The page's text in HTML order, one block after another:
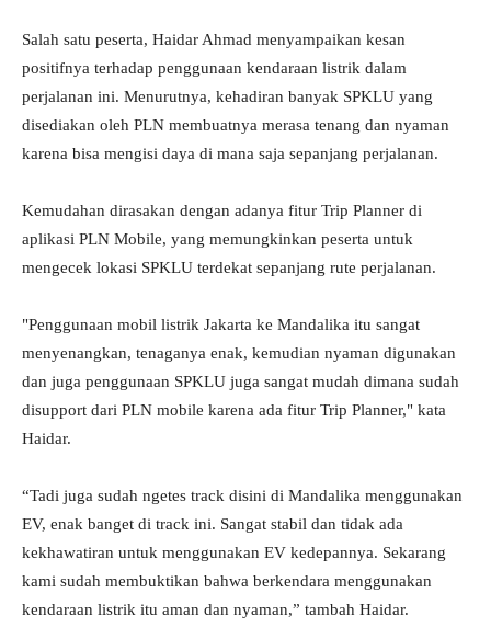
Salah satu peserta, Haidar Ahmad menyampaikan kesan
positifnya terhadap penggunaan kendaraan listrik dalam
perjalanan ini. Menurutnya, kehadiran banyak SPKLU yang
disediakan oleh PLN membuatnya merasa tenang dan nyaman
karena bisa mengisi daya di mana saja sepanjang perjalanan.
Kemudahan dirasakan dengan adanya fitur Trip Planner di
aplikasi PLN Mobile, yang memungkinkan peserta untuk
mengecek lokasi SPKLU terdekat sepanjang rute perjalanan.
"Penggunaan mobil listrik Jakarta ke Mandalika itu sangat
menyenangkan, tenaganya enak, kemudian nyaman digunakan
dan juga penggunaan SPKLU juga sangat mudah dimana sudah
disupport dari PLN mobile karena ada fitur Trip Planner," kata
Haidar.
“Tadi juga sudah ngetes track disini di Mandalika menggunakan
EV, enak banget di track ini. Sangat stabil dan tidak ada
kekhawatiran untuk menggunakan EV kedepannya. Sekarang
kami sudah membuktikan bahwa berkendara menggunakan
kendaraan listrik itu aman dan nyaman,” tambah Haidar.